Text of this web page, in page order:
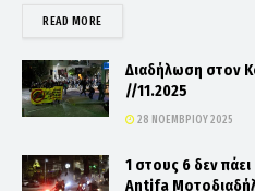
READ MOREDETAILS
Διαδήλωση στον
//11.2025
28 ΝΟΕΜΒΡΊΟΥ 2025
1 στους 6 δεν πάει
Antifa